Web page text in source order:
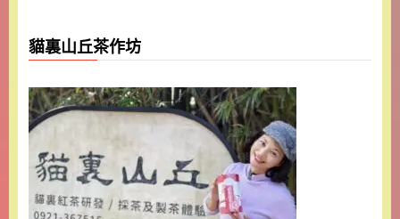
貓裏山丘茶作坊